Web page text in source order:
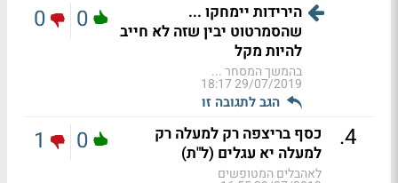
הירידות יימחקו ...
שהסמרטוט יבין שזה לא חייב
להיות מקל
בהמשך המסחר ...
29/07/2019 18:17
הגב לתגובה זו
0
0
4
.
כסף בריצפה רק למעלה רק
למעלה יא עגלים (ל"ת)
לאהבלים המטופשים
0
1